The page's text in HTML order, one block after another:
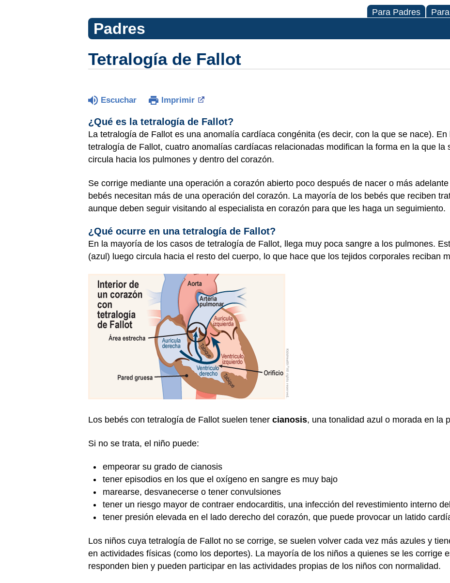
Para Padres
Padres
Tetralogía de Fallot
Escuchar Imprimir
¿Qué es la tetralogía de Fallot?
La tetralogía de Fallot es una anomalía cardíaca congénita (es decir, con la que se nace). En
tetralogía de Fallot, cuatro anomalías cardíacas relacionadas modifican la forma en la que la
circula hacia los pulmones y dentro del corazón.
Se corrige mediante una operación a corazón abierto poco después de nacer o más
bebés necesitan más de una operación del corazón. La mayoría de los bebés que reciben
aunque deben seguir visitando al especialista en corazón para que les haga un seguimiento.
¿Qué ocurre en una tetralogía de Fallot?
En la mayoría de los casos de tetralogía de Fallot, llega muy poca sangre a los pulmones.
(azul) luego circula hacia el resto del cuerpo, lo que hace que los tejidos corporales reciban
Los bebés con tetralogía de Fallot suelen tener cianosis, una tonalidad azul o morada en la
Si no se trata, el niño puede:
empeorar su grado de cianosis
tener episodios en los que el oxígeno en sangre es muy bajo
marearse, desvanecerse o tener convulsiones
tener un riesgo mayor de contraer endocarditis, una infección del revestimiento interno
tener presión elevada en el lado derecho del corazón, que puede provocar un latido
Los niños cuya tetralogía de Fallot no se corrige, se suelen volver cada vez más azules y
en actividades físicas (como los deportes). La mayoría de los niños a quienes se les corrige
responden bien y pueden participar en las actividades propias de los niños con normalidad.